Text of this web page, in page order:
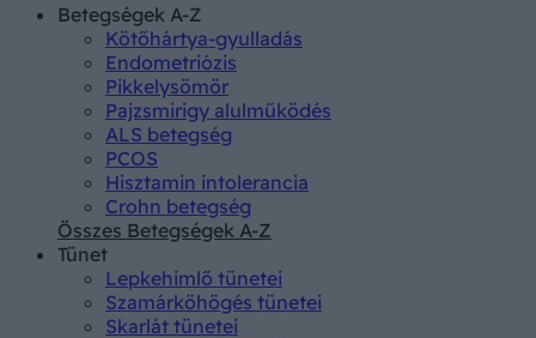
Betegségek A-Z
Kötőhártya-gyulladás
Endometriózis
Pikkelysömör
Pajzsmirigy alulműködés
ALS betegség
PCOS
Hisztamin intolerancia
Crohn betegség
Összes Betegségek A-Z
Tünet
Lepkehimlő tünetei
Szamárköhögés tünetei
Skarlát tünetei